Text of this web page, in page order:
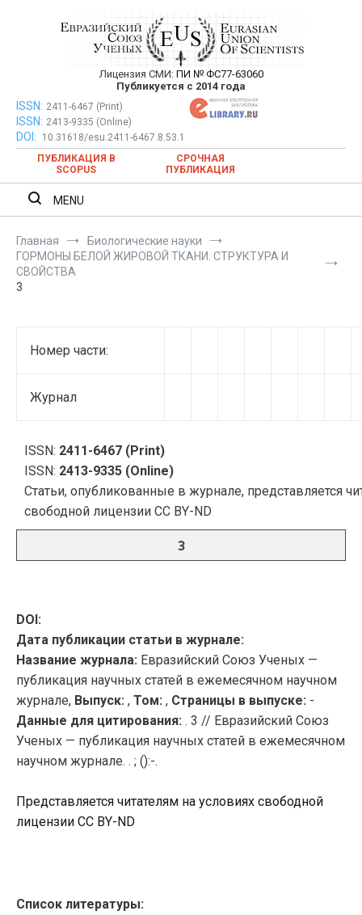
Евразийский Союз Ученых —
публикация научных статей в
ежемесячном научном журнале
Лицензия СМИ: ПИ № ФС77-63060
Публикуется с 2014 года
Евразийский Союз Ученых — публикация научных статей в
ежемесячном научном журнале
ISSN: 2411-6467 (Print)
ISSN: 2413-9335 (Online)
DOI:
10.31618/esu.2411-6467.8.53.1
ПУБЛИКАЦИЯ В
SCOPUS
СРОЧНАЯ
ПУБЛИКАЦИЯ
MENU
Главная
Биологические науки
ГОРМОНЫ БЕЛОЙ ЖИРОВОЙ ТКАНИ. СТРУКТУРА И
СВОЙСТВА
3
Номер части:
Журнал
ISSN: 2411-6467 (Print)
ISSN: 2413-9335 (Online)
Статьи, опубликованные в журнале, представляется
свободной лицензии CC BY-ND
3
DOI:
Дата публикации статьи в журнале:
Название журнала: Евразийский Союз Ученых —
публикация научных статей в ежемесячном научном
журнале, Выпуск: , Том: , Страницы в выпуске: -
Данные для цитирования: . 3 // Евразийский Союз
Ученых — публикация научных статей в ежемесячном
научном журнале. . ; ():-.
Представляется читателям на условиях свободной
лицензии CC BY-ND
Список литературы: